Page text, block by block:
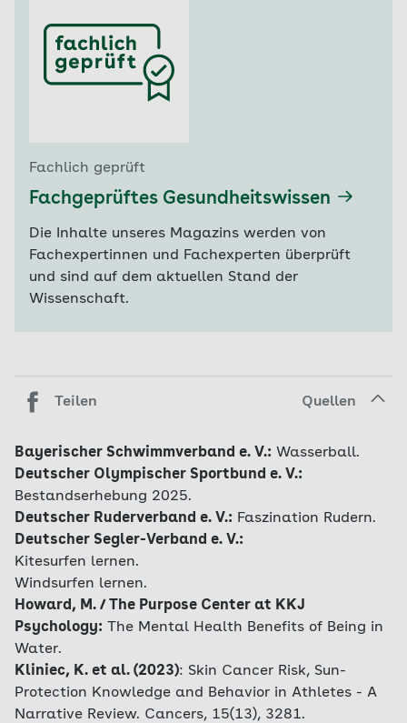
Fachlich geprüft
Fachgeprüftes Gesundheitswissen
Die Inhalte unseres Magazins werden von
Fachexpertinnen und Fachexperten überprüft
und sind auf dem aktuellen Stand der
Wissenschaft.
Teilen Quellen
Bayerischer Schwimmverband e. V.: Wasserball.
Deutscher Olympischer Sportbund e. V.:
Bestandserhebung 2025.
Deutscher Ruderverband e. V.: Faszination Rudern.
Deutscher Segler-Verband e. V.:
Kitesurfen lernen.
Windsurfen lernen.
Howard, M. / The Purpose Center at KKJ
Psychology: The Mental Health Benefits of Being in
Water.
Kliniec, K. et al. (2023): Skin Cancer Risk, Sun-
Protection Knowledge and Behavior in Athletes - A
Narrative Review. Cancers, 15(13), 3281.